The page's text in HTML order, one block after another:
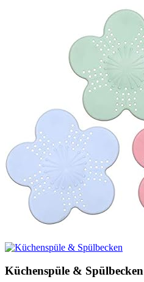
Küchenspüle & Spülbecken